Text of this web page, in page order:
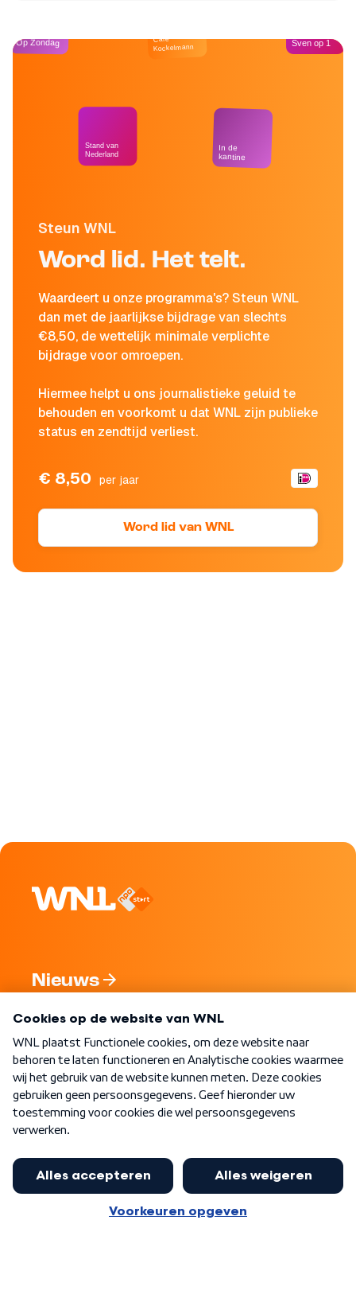
Steun WNL
Word lid. Het telt.
Waardeert u onze programma's? Steun WNL
dan met de jaarlijkse bijdrage van slechts
€8,50, de wettelijk minimale verplichte
bijdrage voor omroepen.
Hiermee helpt u ons journalistieke geluid te
behouden en voorkomt u dat WNL zijn publieke
status en zendtijd verliest.
€ 8,50 per jaar
Word lid van WNL
Op Zondag
Stand van
Nederland
Café
Kockelmann
In de
kantine
Sven op 1
Nieuws
Nieuwsbrief
Word Lid